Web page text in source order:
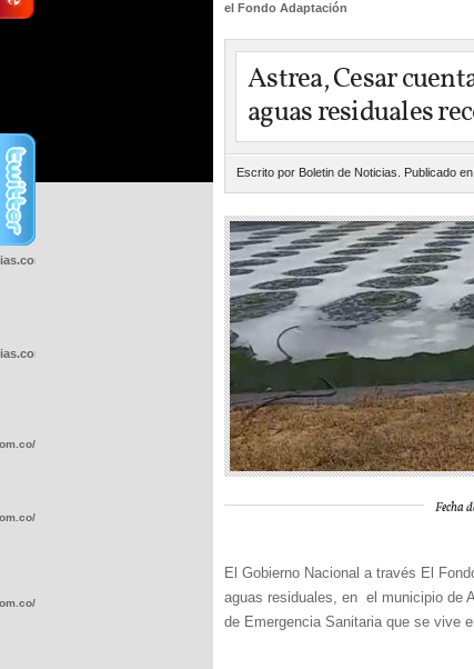
el Fondo Adaptación
Astrea, Cesar
aguas residuales
Escrito por Boletin de Noticias. Publicado en
Fecha
El Gobierno Nacional a través El
aguas residuales, en el municipio de
de Emergencia Sanitaria que se vive
wp-
wp-
wp-
wp-
wp-